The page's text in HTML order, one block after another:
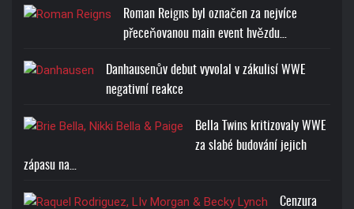
Roman Reigns byl označen za nejvíce
přeceňovanou main event hvězdu…
Danhausenův debut vyvolal v zákulisí WWE
negativní reakce
Bella Twins kritizovaly WWE
za slabé budování jejich
zápasu na…
Cenzura